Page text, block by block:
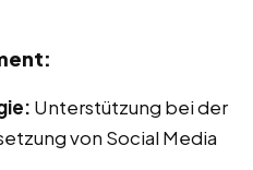
Unterstützung bei der
von Social Media